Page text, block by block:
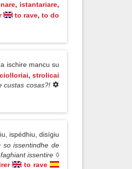
, istantariare,
to rave, to do
ischire mancu su
,strolicai
custas cosas?!
ispédhiu, disígiu
so issentindhe de
issentire ◊
to rave